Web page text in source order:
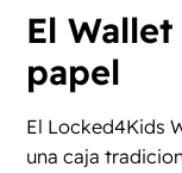
El
papel
El Locked4Kids
una caja